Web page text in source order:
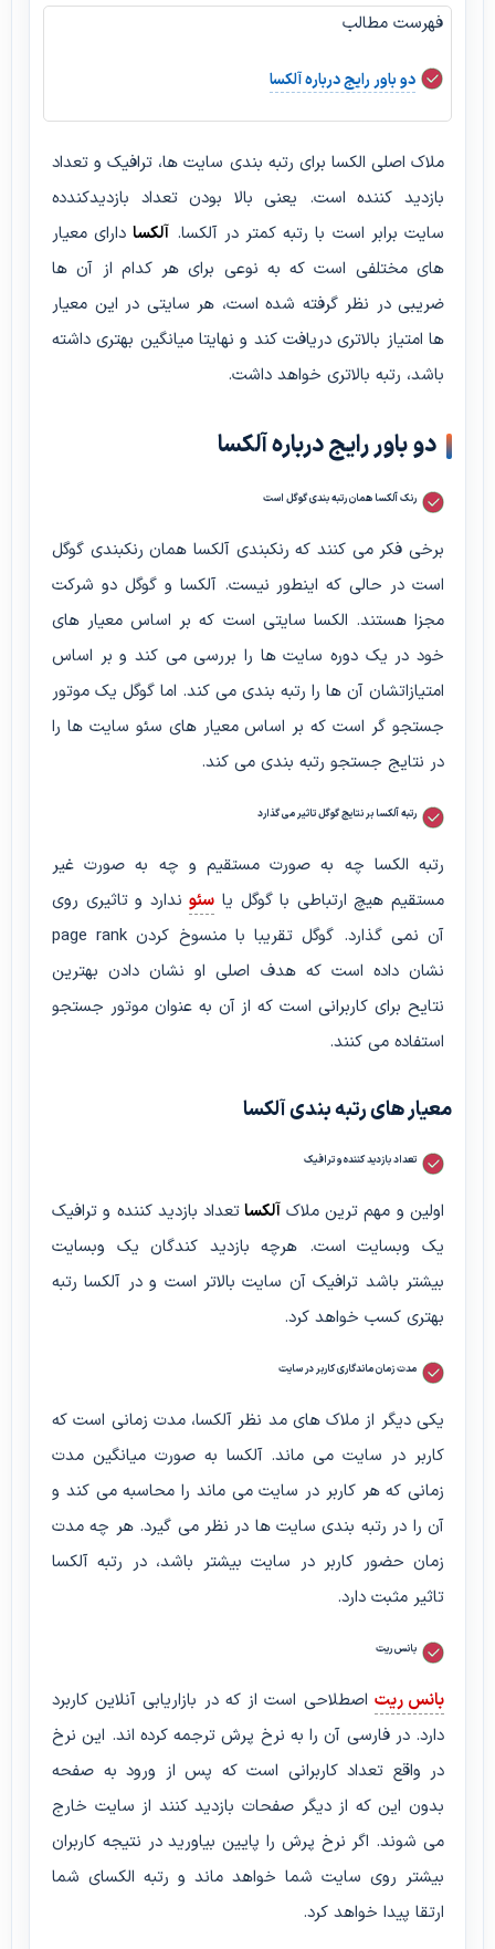
فهرست مطالب
دو باور رایج درباره آلکسا
ملاک اصلی الکسا برای رتبه بندی سایت ها، ترافیک و تعداد
بازدید کننده است. یعنی بالا بودن تعداد بازدیدکندده
سایت برابر است با رتبه کمتر در آلکسا. آلکسادارای معیار
های مختلفی است که به نوعی برای هر کدام از آن ها
ضریبی در نظر گرفته شده است، هر سایتی در این معیار
ها امتیاز بالاتری دریافت کند و نهایتا میانگین بهتری داشته
باشد، رتبه بالاتری خواهد داشت.
دو باور رایج درباره آلکسا
رنک آلکسا همان رتبه بندی گوگل است
برخی فکر می کنند که رنکبندی آلکسا همان رنکبندی گوگل
است در حالی که اینطور نیست. آلکسا و گوگل دو شرکت
مجزا هستند. الکسا سایتی است که بر اساس معیار های
خود در یک دوره سایت ها را بررسی می کند و بر اساس
امتیازاتشان آن ها را رتبه بندی می کند. اما گوگل یک موتور
جستجو گر است که بر اساس معیار های سئو سایت ها را
در نتایج جستجو رتبه بندی می کند.
رتبه آلکسا بر نتایج گوگل تاثیر می گذارد
رتبه الکسا چه به صورت مستقیم و چه به صورت غیر
مستقیم هیچ ارتباطی با گوگل یا سئوندارد و تاثیری روی
آن نمی گذارد. گوگل تقریبا با منسوخ کردن page rank
نشان داده است که هدف اصلی او نشان دادن بهترین
نتایح برای کاربرانی است که از آن به عنوان موتور جستجو
استفاده می کنند.
معیار های رتبه بندی آلکسا
تعداد بازدید کننده و ترافیک
اولین و مهم ترین ملاکآلکساتعداد بازدید کننده و ترافیک
یک وبسایت است. هرچه بازدید کندگان یک وبسایت
بیشتر باشد ترافیک آن سایت بالاتر است و در آلکسا رتبه
بهتری کسب خواهد کرد.
مدت زمان ماندگاری کاربر در سایت
یکی دیگر از ملاک های مد نظر آلکسا، مدت زمانی است که
کاربر در سایت می ماند. آلکسا به صورت میانگین مدت
زمانی که هر کاربر در سایت می ماند را محاسبه می کند و
آن را در رتبه بندی سایت ها در نظر می گیرد. هر چه مدت
زمان حضور کاربر در سایت بیشتر باشد، در رتبه آلکسا
تاثیر مثبت دارد.
بانس ریت
بانس ریت اصطلاحی است از که در بازاریابی آنلاین کاربرد
دارد. در فارسی آن را به نرخ پرش ترجمه کرده اند. این نرخ
در واقع تعداد کاربرانی است که پس از ورود به صفحه
بدون این که از دیگر صفحات بازدید کنند از سایت خارج
می شوند. اگر نرخ پرش را پایین بیاورید در نتیجه کاربران
بیشتر روی سایت شما خواهد ماند و رتبه الکسای شما
ارتقا پیدا خواهد کرد.